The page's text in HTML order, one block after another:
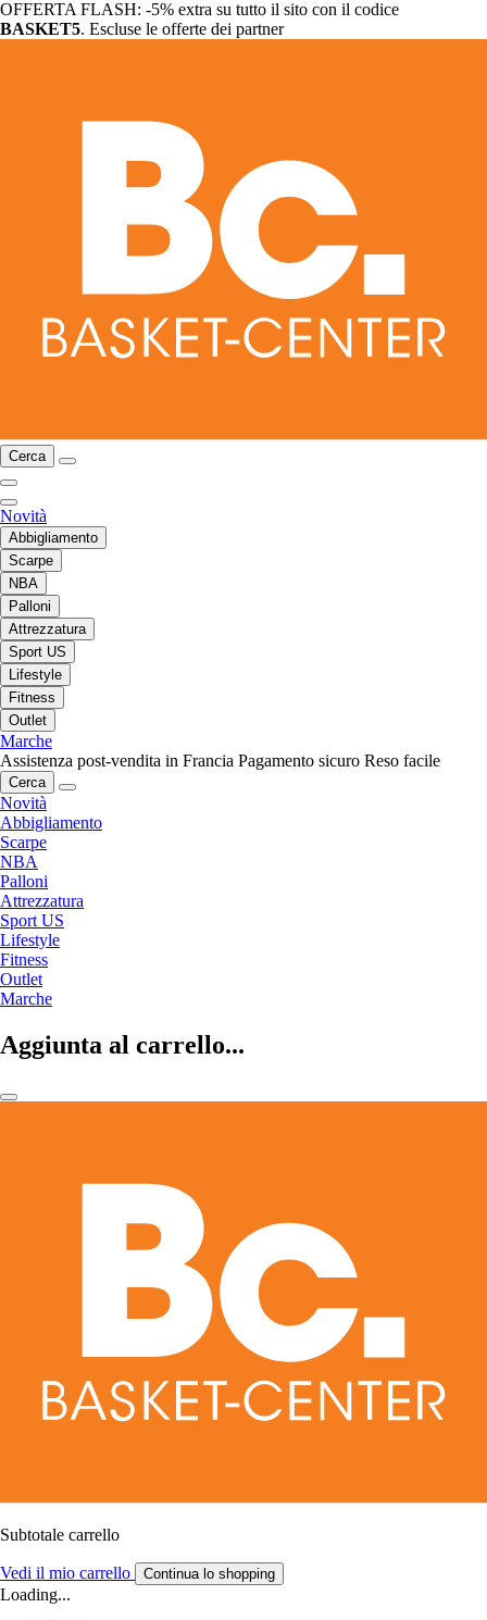
OFFERTA FLASH: -5% extra su tutto il sito con il codice
BASKET5. Escluse le offerte dei partner
Cerca
Novità
Abbigliamento
Scarpe
NBA
Palloni
Attrezzatura
Sport US
Lifestyle
Fitness
Outlet
Marche
Assistenza post-vendita in Francia Pagamento sicuro Reso facile
Cerca
Novità
Abbigliamento
Scarpe
NBA
Palloni
Attrezzatura
Sport US
Lifestyle
Fitness
Outlet
Marche
Aggiunta al carrello...
Subtotale carrello
Vedi il mio carrello Continua lo shopping
Loading...